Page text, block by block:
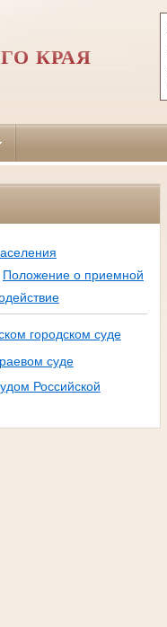
КРАЯ
Положение о приемной
городском суде
суде
Российской